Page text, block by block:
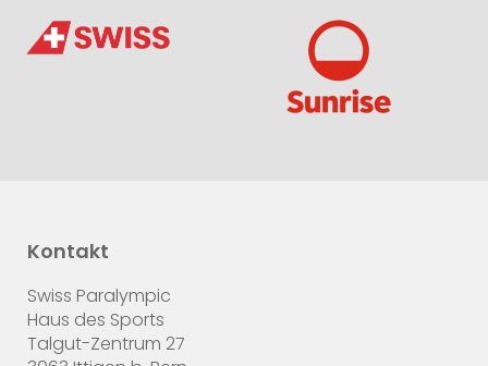
Kontakt
Swiss Paralympic
Haus des Sports
Talgut-Zentrum 27